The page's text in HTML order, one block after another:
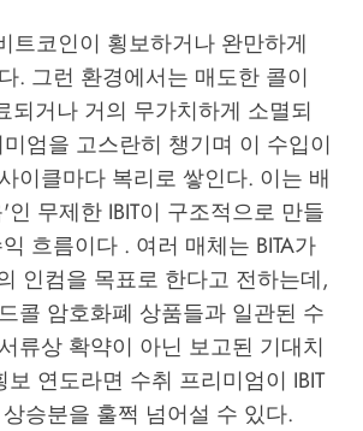
트코인이 횡보하거나 완만하게
. 그런 환경에서는 매도한 콜이
되거나 거의 무가치하게 소멸되
엄을 고스란히 챙기며 이 수입이
이클마다 복리로 쌓인다. 이는 배
무제한 IBIT이 구조적으로 만들
흐름이다 . 여러 매체는 BITA가
인컴을 목표로 한다고 전하는데,
콜 암호화폐 상품들과 일관된 수
류상 확약이 아닌 보고된 기대치
연도라면 수취 프리미엄이 IBIT
승분을 훌쩍 넘어설 수 있다.